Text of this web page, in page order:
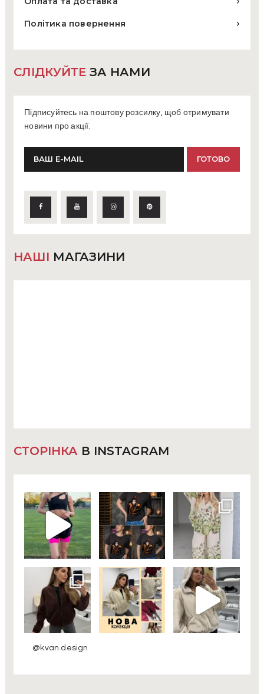
Політика повернення
СЛІДКУЙТЕ ЗА НАМИ
Підписуйтесь на поштову розсилку, щоб отримувати
новини про акції.
НАШІ МАГАЗИНИ
СТОРІНКА В INSTAGRAM
@kvan.design